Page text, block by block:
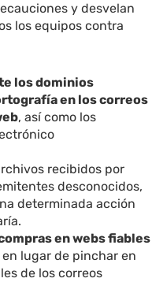
y desvelan
los equipos contra
los dominios
en los correos
, así como los
recibidos por
desconocidos,
determinada acción
no haría.
en webs fiables
en lugar de pinchar en
de los correos